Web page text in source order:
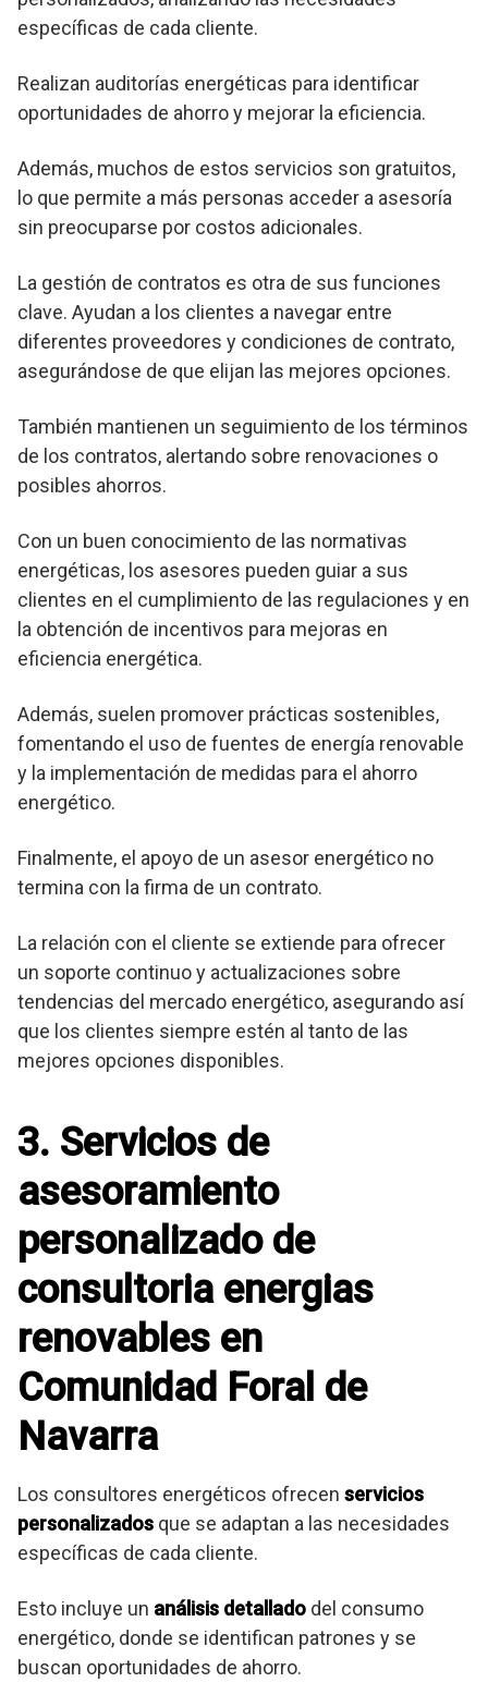
específicas de cada cliente.
Realizan auditorías energéticas para identificar
oportunidades de ahorro y mejorar la eficiencia.
Además, muchos de estos servicios son gratuitos,
lo que permite a más personas acceder a asesoría
sin preocuparse por costos adicionales.
La gestión de contratos es otra de sus funciones
clave. Ayudan a los clientes a navegar entre
diferentes proveedores y condiciones de contrato,
asegurándose de que elijan las mejores opciones.
También mantienen un seguimiento de los términos
de los contratos, alertando sobre renovaciones o
posibles ahorros.
Con un buen conocimiento de las normativas
energéticas, los asesores pueden guiar a sus
clientes en el cumplimiento de las regulaciones y en
la obtención de incentivos para mejoras en
eficiencia energética.
Además, suelen promover prácticas sostenibles,
fomentando el uso de fuentes de energía renovable
y la implementación de medidas para el ahorro
energético.
Finalmente, el apoyo de un asesor energético no
termina con la firma de un contrato.
La relación con el cliente se extiende para ofrecer
un soporte continuo y actualizaciones sobre
tendencias del mercado energético, asegurando así
que los clientes siempre estén al tanto de las
mejores opciones disponibles.
3. Servicios de
asesoramiento
personalizado de
consultoria energias
renovables en
Comunidad Foral de
Navarra
Los consultores energéticos ofrecen servicios
personalizados que se adaptan a las necesidades
específicas de cada cliente.
Esto incluye un análisis detallado del consumo
energético, donde se identifican patrones y se
buscan oportunidades de ahorro.